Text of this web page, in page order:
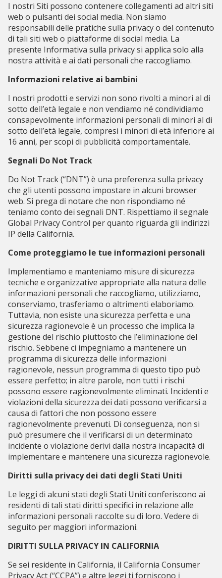
I nostri Siti possono contenere collegamenti ad altri siti
web o pulsanti dei social media. Non siamo
responsabili delle pratiche sulla privacy o del contenuto
di tali siti web o piattaforme di social media. La
presente Informativa sulla privacy si applica solo alla
nostra attività e ai dati personali che raccogliamo.
Informazioni relative ai bambini
I nostri prodotti e servizi non sono rivolti a minori al di
sotto dell’età legale e non vendiamo né condividiamo
consapevolmente informazioni personali di minori al di
sotto dell’età legale, compresi i minori di età inferiore ai
16 anni, per scopi di pubblicità comportamentale.
Segnali Do Not Track
Do Not Track (“DNT”) è una preferenza sulla privacy
che gli utenti possono impostare in alcuni browser
web. Si prega di notare che non rispondiamo né
teniamo conto dei segnali DNT. Rispettiamo il segnale
Global Privacy Control per quanto riguarda gli indirizzi
IP della California.
Come proteggiamo le tue informazioni personali
Implementiamo e manteniamo misure di sicurezza
tecniche e organizzative appropriate alla natura delle
informazioni personali che raccogliamo, utilizziamo,
conserviamo, trasferiamo o altrimenti elaboriamo.
Tuttavia, non esiste una sicurezza perfetta e una
sicurezza ragionevole è un processo che implica la
gestione del rischio piuttosto che l’eliminazione del
rischio. Sebbene ci impegniamo a mantenere un
programma di sicurezza delle informazioni
ragionevole, nessun programma di questo tipo può
essere perfetto; in altre parole, non tutti i rischi
possono essere ragionevolmente eliminati. Incidenti e
violazioni della sicurezza dei dati possono verificarsi a
causa di fattori che non possono essere
ragionevolmente prevenuti. Di conseguenza, non si
può presumere che il verificarsi di un determinato
incidente o violazione derivi dalla nostra incapacità di
implementare e mantenere una sicurezza ragionevole.
Diritti sulla privacy dei dati degli Stati Uniti
Le leggi di alcuni stati degli Stati Uniti conferiscono ai
residenti di tali stati diritti specifici in relazione alle
informazioni personali raccolte su di loro. Vedere di
seguito per maggiori informazioni.
DIRITTI SULLA PRIVACY IN CALIFORNIA
Se sei residente in California, il California Consumer
Privacy Act (“CCPA”) e altre leggi ti forniscono i